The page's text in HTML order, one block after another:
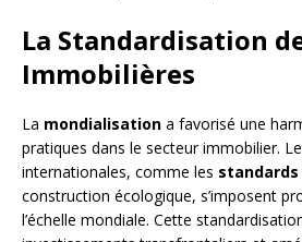
La Standardisation
Immobilières
La mondialisation a favorisé une
pratiques dans le secteur immobilier.
internationales, comme les standards
construction écologique, s’imposent
l’échelle mondiale. Cette